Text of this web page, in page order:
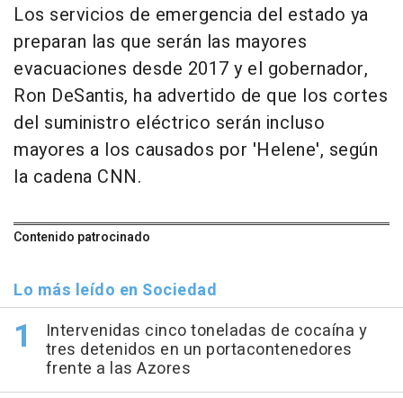
Los servicios de emergencia del estado ya
preparan las que serán las mayores
evacuaciones desde 2017 y el gobernador,
Ron DeSantis, ha advertido de que los cortes
del suministro eléctrico serán incluso
mayores a los causados por 'Helene', según
la cadena CNN.
Contenido patrocinado
Lo más leído en Sociedad
Intervenidas cinco toneladas de cocaína y
tres detenidos en un portacontenedores
frente a las Azores